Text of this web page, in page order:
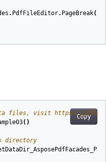
. PdfFileEditor. PageBreak(
Copy
files, visit https://
( )
directory